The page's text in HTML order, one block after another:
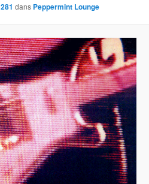
dans Peppermint Lounge